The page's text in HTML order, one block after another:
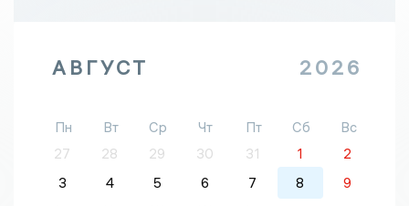
АВГУСТ 2026
Пн Вт Ср Чт Пт Сб
Вс
27
28 29 30 31 1
2
3
4 5 6 7 8
9